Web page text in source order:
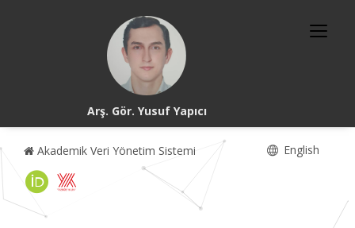
Arş. Gör. Yusuf Yapıcı
Akademik Veri Yönetim Sistemi English